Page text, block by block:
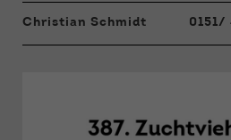
Christian Schmidt 0151/